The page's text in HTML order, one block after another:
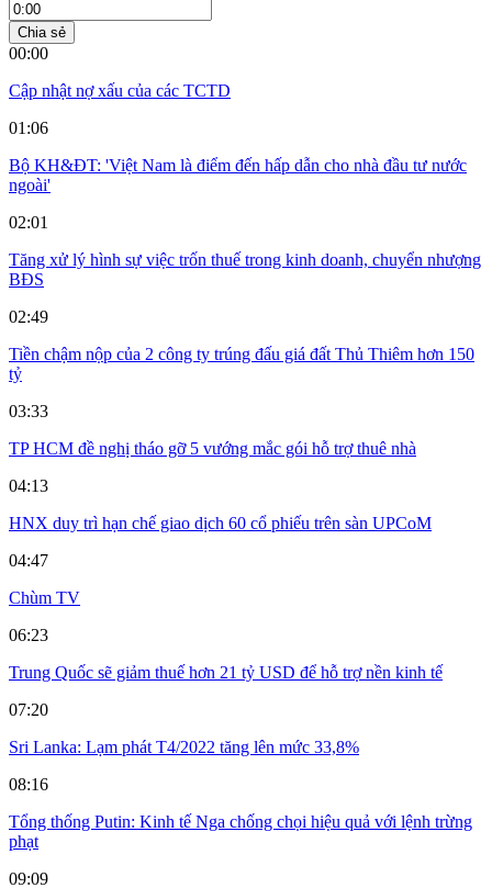
Chia sẻ
00:00
Cập nhật nợ xấu của các TCTD
01:06
Bộ KH&ĐT: 'Việt Nam là điểm đến hấp dẫn cho nhà đầu tư nước
ngoài'
02:01
Tăng xử lý hình sự việc trốn thuế trong kinh doanh, chuyển nhượng
BĐS
02:49
Tiền chậm nộp của 2 công ty trúng đấu giá đất Thủ Thiêm hơn 150
tỷ
03:33
TP HCM đề nghị tháo gỡ 5 vướng mắc gói hỗ trợ thuê nhà
04:13
HNX duy trì hạn chế giao dịch 60 cổ phiếu trên sàn UPCoM
04:47
Chùm TV
06:23
Trung Quốc sẽ giảm thuế hơn 21 tỷ USD để hỗ trợ nền kinh tế
07:20
Sri Lanka: Lạm phát T4/2022 tăng lên mức 33,8%
08:16
Tổng thống Putin: Kinh tế Nga chống chọi hiệu quả với lệnh trừng
phạt
09:09